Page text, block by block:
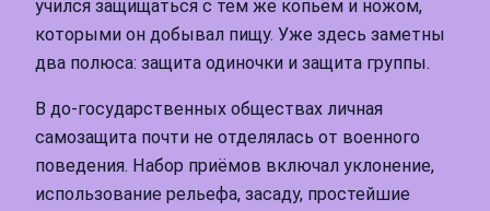
учился защищаться с тем же копьём и ножом,
которыми он добывал пищу. Уже здесь заметны
два полюса: защита одиночки и защита группы.
В до-государственных обществах личная
самозащита почти не отделялась от военного
поведения. Набор приёмов включал уклонение,
использование рельефа, засаду, простейшие